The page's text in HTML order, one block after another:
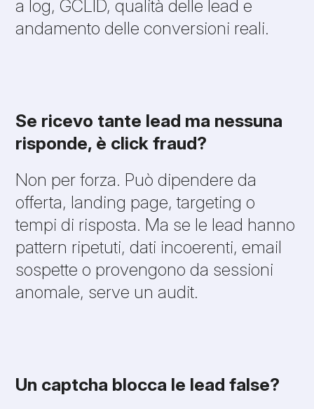
a log, GCLID, qualità delle lead e
andamento delle conversioni reali.
Se ricevo tante lead ma nessuna
risponde, è click fraud?
Non per forza. Può dipendere da
offerta, landing page, targeting o
tempi di risposta. Ma se le lead hanno
pattern ripetuti, dati incoerenti, email
sospette o provengono da sessioni
anomale, serve un audit.
Un captcha blocca le lead false?